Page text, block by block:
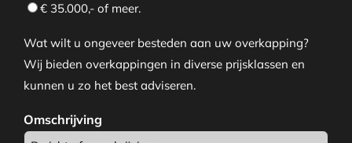
€ 35.000,- of meer.
Wat wilt u ongeveer besteden aan uw overkapping?
Wij bieden overkappingen in diverse prijsklassen en
kunnen u zo het best adviseren.
Omschrijving